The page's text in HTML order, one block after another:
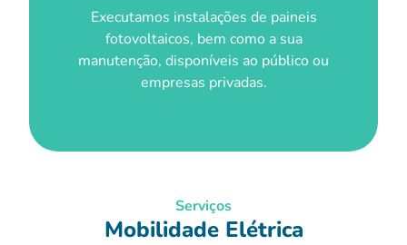
Executamos instalações de paineis
fotovoltaicos, bem como a sua
manutenção, disponíveis ao público ou
empresas privadas.
Serviços
Mobilidade Elétrica